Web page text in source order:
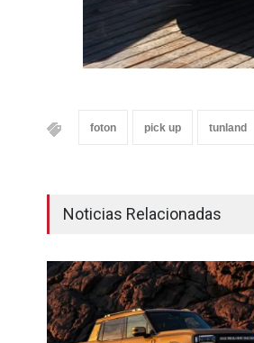
foton pick up tunland
Noticias Relacionadas